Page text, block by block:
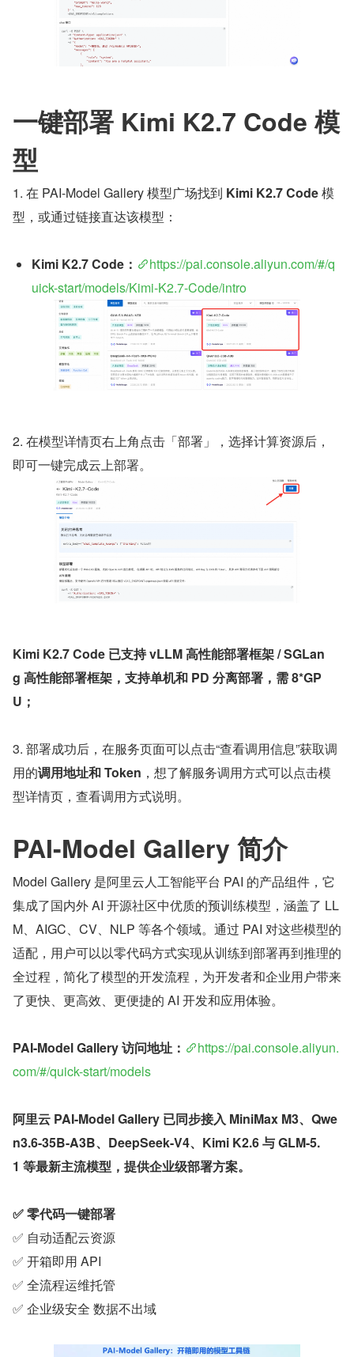
一键部署 Kimi K2.7 Code 模
型
1. 在 PAI-Model Gallery 模型广场找到 Kimi K2.7 Code 模
型，或通过链接直达该模型：
Kimi K2.7 Code：
https://pai.console.aliyun.com/#/q
uick-start/models/Kimi-K2.7-Code/intro
2. 在模型详情页右上角点击「部署」，选择计算资源后，
即可一键完成云上部署。
Kimi K2.7 Code 已支持 vLLM 高性能部署框架 / SGLan
g 高性能部署框架，支持单机和 PD 分离部署，需 8*GP
U；
3. 部署成功后，在服务页面可以点击“查看调用信息”获取调
用的调用地址和 Token ，想了解服务调用方式可以点击模
型详情页，查看调用方式说明。
PAI-Model Gallery 简介
Model Gallery 是阿里云人工智能平台 PAI 的产品组件，它
集成了国内外 AI 开源社区中优质的预训练模型，涵盖了 LL
M、AIGC、CV、NLP 等各个领域。通过 PAI 对这些模型的
适配，用户可以以零代码方式实现从训练到部署再到推理的
全过程，简化了模型的开发流程，为开发者和企业用户带来
了更快、更高效、更便捷的 AI 开发和应用体验。
PAI-Model Gallery 访问地址：
https://pai.console.aliyun.
com/#/quick-start/models
阿里云 PAI-Model Gallery 已同步接入 MiniMax M3、Qwe
n3.6-35B-A3B、DeepSeek-V4、Kimi K2.6 与 GLM-5.
1 等最新主流模型，提供企业级部署方案。
✅ 零代码一键部署
✅ 自动适配云资源
✅ 开箱即用 API
✅ 全流程运维托管
✅ 企业级安全 数据不出域